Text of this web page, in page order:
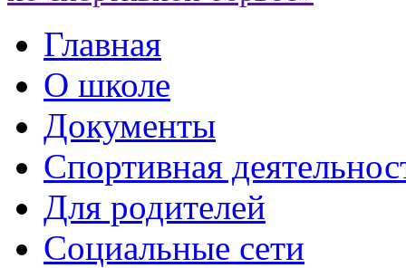
Главная
О школе
Документы
Спортивная
Для родителей
Социальные сети